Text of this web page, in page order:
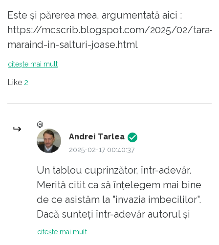
Asimov, Fundatia, cind pe planeta unde
fusesera exilati nu existase nici un
psihoistoric, desi ei trebuiau sa realizeze
ceva ce se baza pe o noua stiinta,
psihoistoria. O analiza succinta asupra
Roman la unul ce-si mai cauta inca diploma
de bacalaureat - Marcel Ciolacu. Asta este
evolutia societatii.
Și e mândru că e român.
Este și părerea mea, argumentată aici :
https://mcscrib.blogspot.com/2025/02/tara-
maraind-in-salturi-joase.html
citește mai mult
Like 2
@
Andrei Tarlea
2025-02-17 00:40:37
Un tablou cuprinzător, într-adevăr.
Merită citit ca să înțelegem mai bine
de ce asistăm la "invazia imbecililor".
Dacă sunteți într-adevăr autorul și
aveți drepturi de editare, poate
citește mai mult